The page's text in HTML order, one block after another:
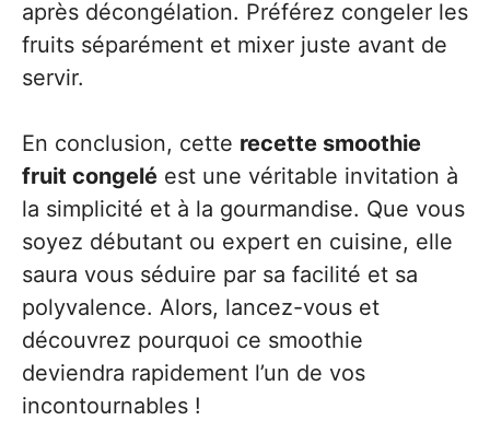
après décongélation. Préférez congeler les
fruits séparément et mixer juste avant de
servir.
En conclusion, cette recette smoothie
fruit congelé est une véritable invitation à
la simplicité et à la gourmandise. Que vous
soyez débutant ou expert en cuisine, elle
saura vous séduire par sa facilité et sa
polyvalence. Alors, lancez-vous et
découvrez pourquoi ce smoothie
deviendra rapidement l’un de vos
incontournables !